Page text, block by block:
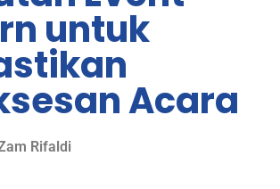
untuk
Acara
Rifaldi